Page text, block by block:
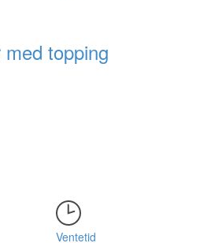
topping
Ventetid